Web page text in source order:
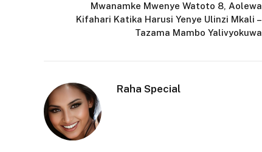
Mwanamke Mwenye Watoto 8, Aolewa
Kifahari Katika Harusi Yenye Ulinzi Mkali –
Tazama Mambo Yalivyokuwa
Raha Special